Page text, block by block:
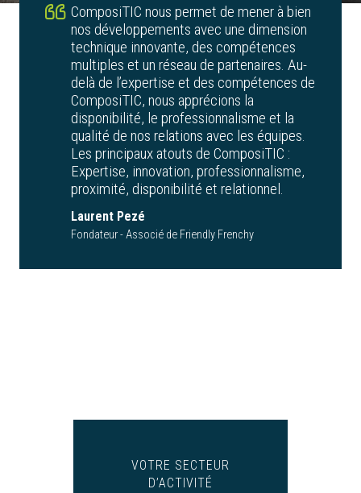
ComposiTIC nous permet de mener à bien
nos développements avec une dimension
technique innovante, des compétences
multiples et un réseau de partenaires. Au-
delà de l’expertise et des compétences de
ComposiTIC, nous apprécions la
disponibilité, le professionnalisme et la
qualité de nos relations avec les équipes.
Les principaux atouts de ComposiTIC :
Expertise, innovation, professionnalisme,
proximité, disponibilité et relationnel.
Laurent Pezé
Fondateur - Associé de Friendly Frenchy
VOTRE SECTEUR
D’ACTIVITÉ